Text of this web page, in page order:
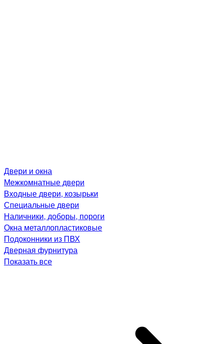
Двери и окна
Межкомнатные двери
Входные двери, козырьки
Специальные двери
Наличники, доборы, пороги
Окна металлопластиковые
Подоконники из ПВХ
Дверная фурнитура
Показать все